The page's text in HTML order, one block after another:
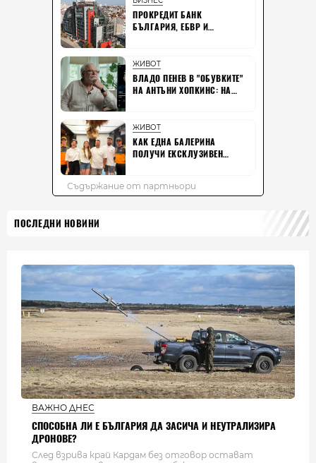
ПОСЛЕДНИ НОВИНИ
ВАЖНО ДНЕС
СПОСОБНА ЛИ Е БЪЛГАРИЯ ДА ЗАСИЧА И НЕУТРАЛИЗИРА
ДРОНОВЕ?
След взрива край Кардам без отговор остават